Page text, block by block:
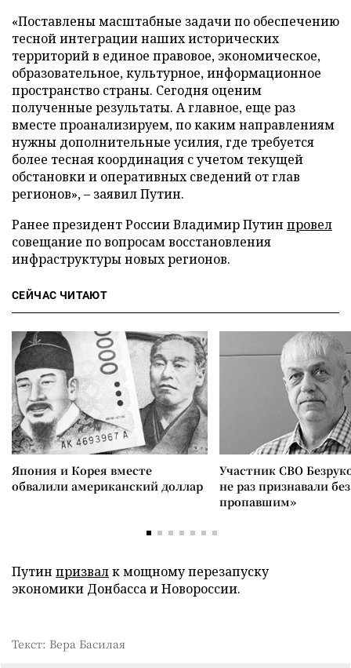
«Поставлены масштабные задачи по обеспечению
тесной интеграции наших исторических
территорий в единое правовое, экономическое,
образовательное, культурное, информационное
пространство страны. Сегодня оценим
полученные результаты. А главное, еще раз
вместе проанализируем, по каким направлениям
нужны дополнительные усилия, где требуется
более тесная координация с учетом текущей
обстановки и оперативных сведений от глав
регионов», – заявил Путин.
Ранее президент России Владимир Путин провел
совещание по вопросам восстановления
инфраструктуры новых регионов.
СЕЙЧАС ЧИТАЮТ
Япония и Корея вместе
обвалили американский доллар
Участник СВО
не раз признавали
пропавшим»
Путин призвалк мощному перезапуску
экономики Донбасса и Новороссии.
Текст: Вера Басилая